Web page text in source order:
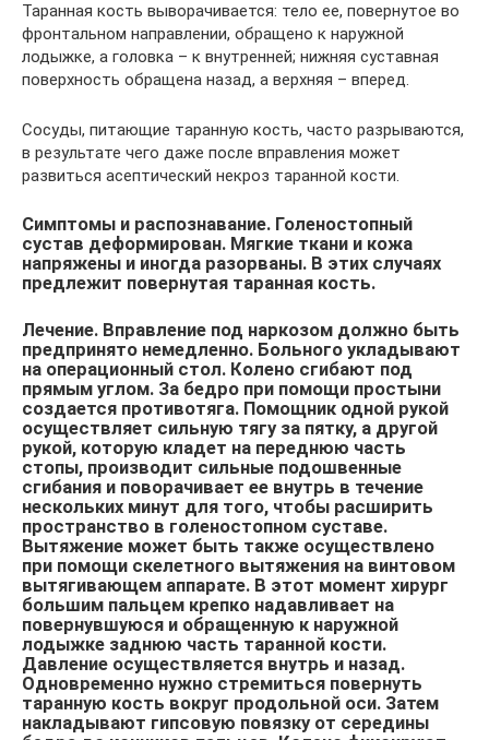
Таранная кость выворачивается: тело ее, повернутое во
фронтальном направлении, обращено к наружной
лодыжке, а головка – к внутренней; нижняя суставная
поверхность обращена назад, а верхняя – вперед.
Сосуды, питающие таранную кость, часто разрываются,
в результате чего даже после вправления может
развиться асептический некроз таранной кости.
Симптомы и распознавание. Голеностопный
сустав деформирован. Мягкие ткани и кожа
напряжены и иногда разорваны. В этих случаях
предлежит повернутая таранная кость.
Лечение. Вправление под наркозом должно быть
предпринято немедленно. Больного укладывают
на операционный стол. Колено сгибают под
прямым углом. За бедро при помощи простыни
создается противотяга. Помощник одной рукой
осуществляет сильную тягу за пятку, а другой
рукой, которую кладет на переднюю часть
стопы, производит сильные подошвенные
сгибания и поворачивает ее внутрь в течение
нескольких минут для того, чтобы расширить
пространство в голеностопном суставе.
Вытяжение может быть также осуществлено
при помощи скелетного вытяжения на винтовом
вытягивающем аппарате. В этот момент хирург
большим пальцем крепко надавливает на
повернувшуюся и обращенную к наружной
лодыжке заднюю часть таранной кости.
Давление осуществляется внутрь и назад.
Одновременно нужно стремиться повернуть
таранную кость вокруг продольной оси. Затем
накладывают гипсовую повязку от середины